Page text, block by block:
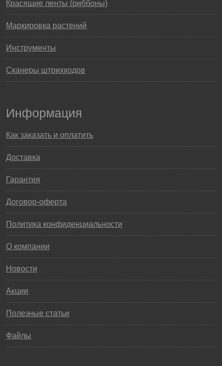
Красящие ленты (риббоны)
Маркировка растений
Инструменты
Сканеры штрихкодов
Информация
Как заказать и оплатить
Доставка
Гарантия
Договор-оферта
Политика конфиденциальности
О компании
Новости
Акции
Полезные статьи
Файлы